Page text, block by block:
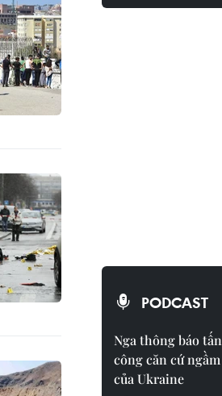
PODCAST
Nga thông báo tấn
công căn cứ ngầm
của Ukraine